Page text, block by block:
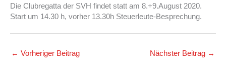
Die Clubregatta der SVH findet statt am 8.+9.August 2020.
Start um 14.30 h, vorher 13.30h Steuerleute-Besprechung.
← Vorheriger Beitrag Nächster Beitrag →